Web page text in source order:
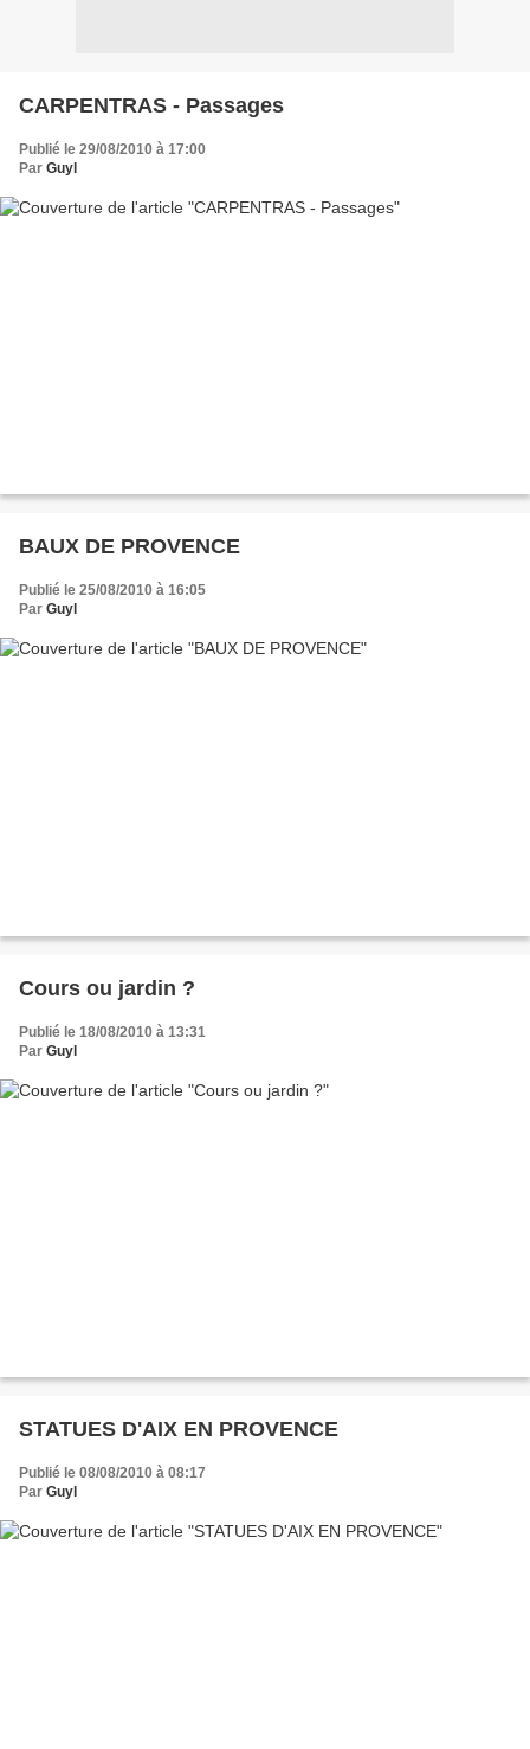
CARPENTRAS - Passages
Publié le 29/08/2010 à 17:00
Par Guyl
BAUX DE PROVENCE
Publié le 25/08/2010 à 16:05
Par Guyl
Cours ou jardin ?
Publié le 18/08/2010 à 13:31
Par Guyl
STATUES D'AIX EN PROVENCE
Publié le 08/08/2010 à 08:17
Par Guyl